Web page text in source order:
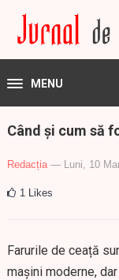
MENU
Când și cum să
Redacția — Luni, 10
1 Likes
Farurile de ceață
mașini moderne,